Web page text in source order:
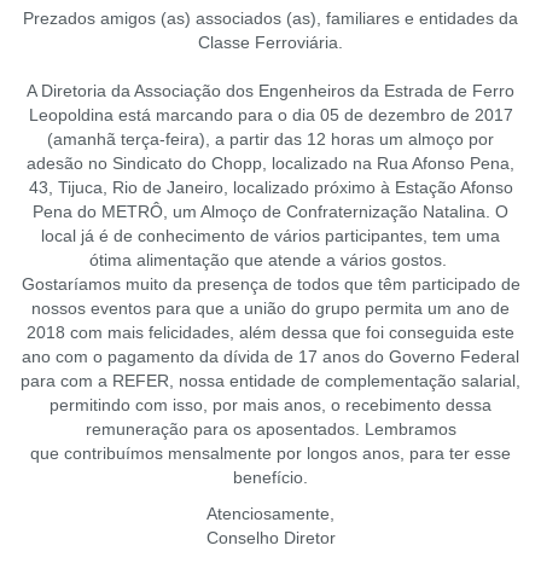
Prezados amigos (as) associados (as), familiares e entidades da
Classe Ferroviária.
A Diretoria da Associação dos Engenheiros da Estrada de Ferro
Leopoldina está marcando para o dia 05 de dezembro de 2017
(amanhã terça-feira), a partir das 12 horas um almoço por
adesão no Sindicato do Chopp, localizado na Rua Afonso Pena,
43, Tijuca, Rio de Janeiro, localizado próximo à Estação Afonso
Pena do METRÔ, um Almoço de Confraternização Natalina. O
local já é de conhecimento de vários participantes, tem uma
ótima alimentação que atende a vários gostos.
Gostaríamos muito da presença de todos que têm participado de
nossos eventos para que a união do grupo permita um ano de
2018 com mais felicidades, além dessa que foi conseguida este
ano com o pagamento da dívida de 17 anos do Governo Federal
para com a REFER, nossa entidade de complementação salarial,
permitindo com isso, por mais anos, o recebimento dessa
remuneração para os aposentados. Lembramos
que contribuímos mensalmente por longos anos, para ter esse
benefício.
Atenciosamente,
Conselho Diretor